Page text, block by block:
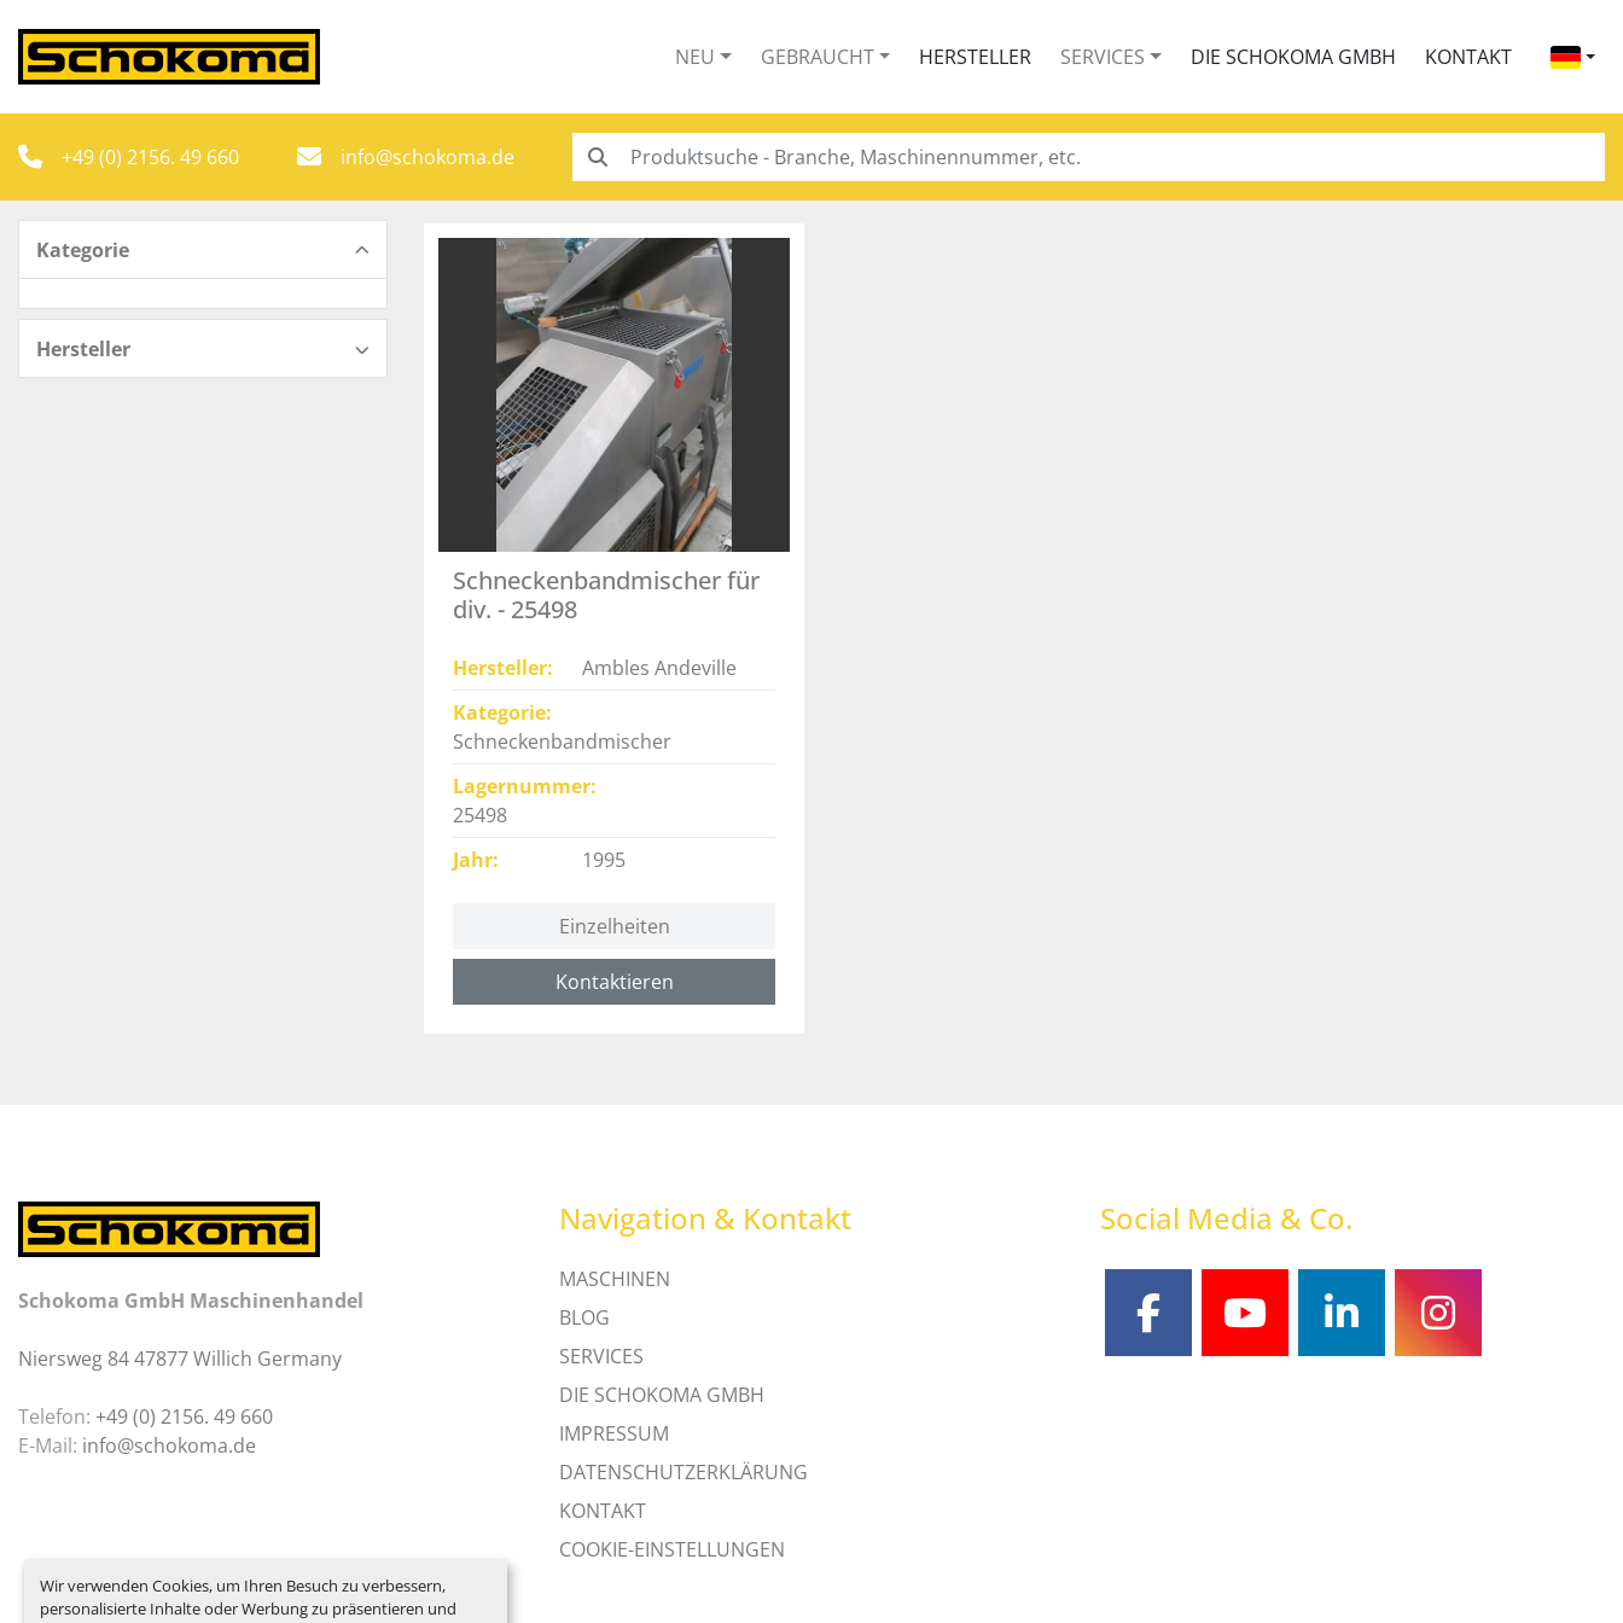
Wir verwenden Cookies, um Ihren Besuch zu verbessern,
personalisierte Inhalte oder Werbung zu präsentieren und
NEU GEBRAUCHT HERSTELLER SERVICES DIE SCHOKOMA GMBH KONTAKT
+49 (0) 2156. 49 660 info@schokoma.de
Kategorie
Hersteller
Schneckenbandmischer für
div. - 25498
Hersteller
Ambles Andeville
Kategorie
Schneckenbandmischer
Lagernummer
25498
Jahr
1995
Einzelheiten
Kontaktieren
Schokoma GmbH Maschinenhandel
Niersweg 84 47877 Willich Germany
Telefon: +49 (0) 2156. 49 660
E-Mail: info@schokoma.de
Navigation & Kontakt
MASCHINEN
BLOG
SERVICES
DIE SCHOKOMA GMBH
IMPRESSUM
DATENSCHUTZERKLÄRUNG
KONTAKT
COOKIE-EINSTELLUNGEN
Social Media & Co.
facebookyoutubelinkedininstagram